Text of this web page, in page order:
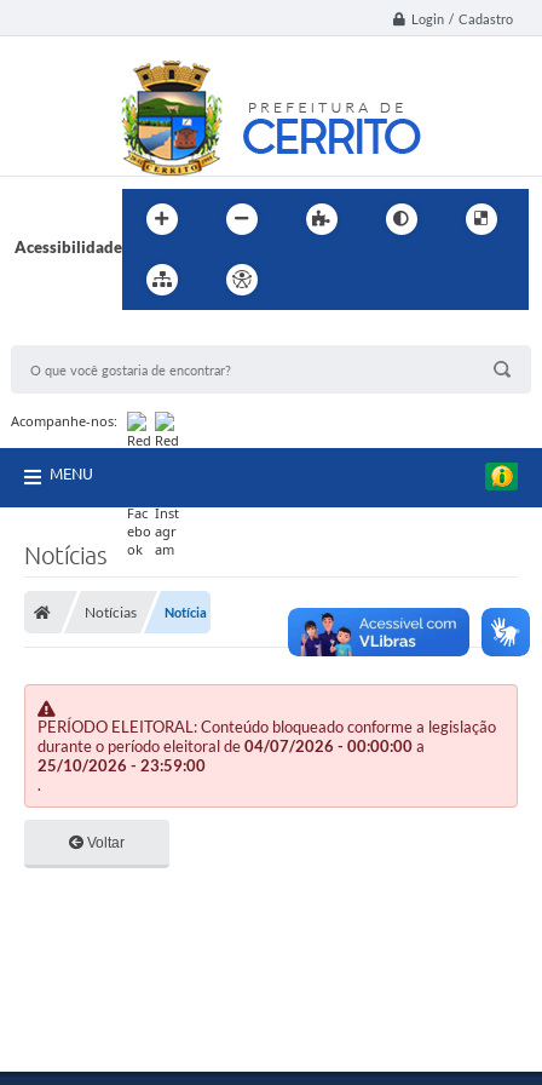
Login / Cadastro
Acessibilidade
Acompanhe-nos:
MENU
Notícias
Notícias Notícia
PERÍODO ELEITORAL: Conteúdo bloqueado conforme a legislação
durante o período eleitoral de04/07/2026 - 00:00:00a
25/10/2026 - 23:59:00
.
Voltar